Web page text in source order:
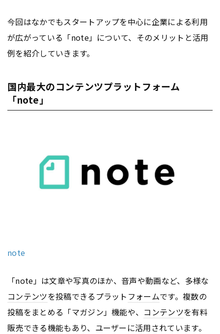
今回はなかでもスタートアップを中心に企業による利用
が広がっている「note」について、そのメリットと活用
例を紹介していきます。
国内最大のコンテンツプラットフォーム
「note」
note
「note」は文章や写真のほか、音声や動画など、多様な
コンテンツを投稿できるプラット フォームです。複数の
投稿をまとめる「マガジン」機能や、 コンテンツを有料
販売できる機能もあり、ユーザーに活用されています。